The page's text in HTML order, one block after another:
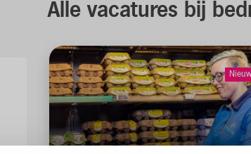
Alle vacatures bij
Nieuw